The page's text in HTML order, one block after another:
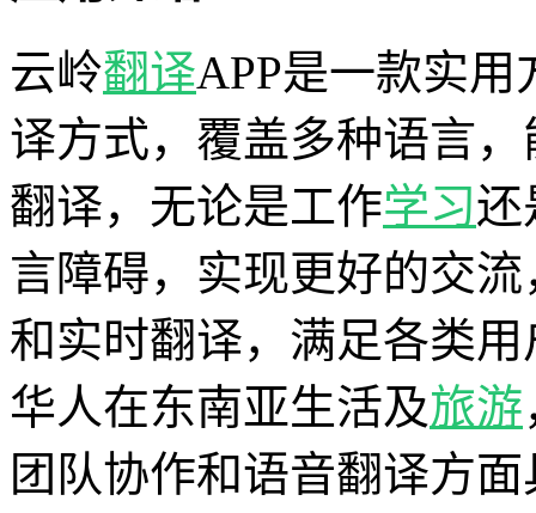
云岭翻译APP是一款实
译方式，覆盖多种语言
翻译，无论是工作学习还
言障碍，实现更好的交
和实时翻译，满足各类
华人在东南亚生活及旅游
团队协作和语音翻译方